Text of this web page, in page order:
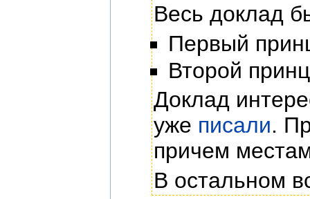
Весь доклад
Первый
Второй
Доклад
уже писали.
причем
В остальном